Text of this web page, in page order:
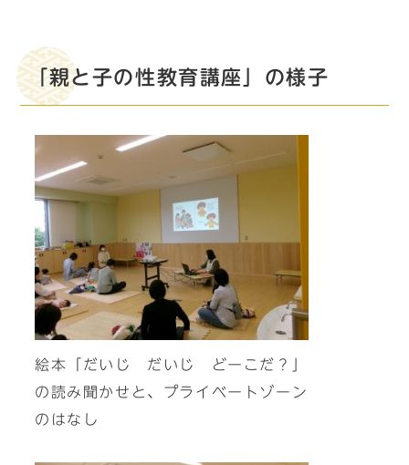
「親と子の性教育講座」の様子
絵本「だいじ だいじ どーこだ？」
の読み聞かせと、プライベートゾーン
のはなし